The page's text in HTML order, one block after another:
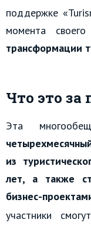
поддержке
момента
трансформации
Что это за
Эта
из
лет, а также
бизнес-
участники